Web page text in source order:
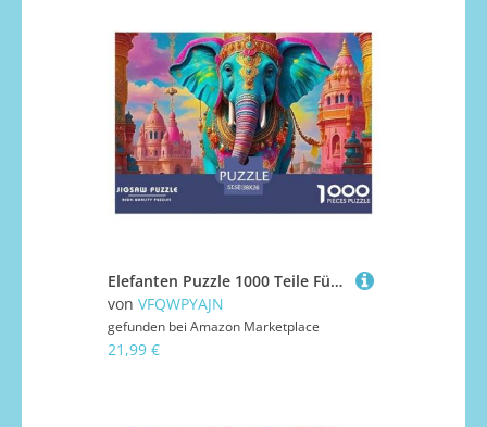
Elefanten Puzzle 1000 Teile Für Erwachsene Und Kinder Mit Gemütliche Studie-Motiv Herausforderung Spielzeug 38x26cm/1000pcs
von VFQWPYAJN
gefunden bei Amazon Marketplace
21,99 €